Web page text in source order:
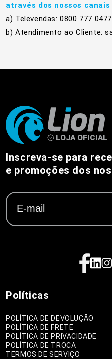
através dos nossos
a) Televendas: 0800 777 0477
b) Atendimento ao Cliente:
Inscreva-se para
e promoções dos
Políticas
POLÍTICA DE DEVOLUÇÃO
POLÍTICA DE FRETE
POLÍTICA DE PRIVACIDADE
POLÍTICA DE TROCA
TERMOS DE SERVIÇO